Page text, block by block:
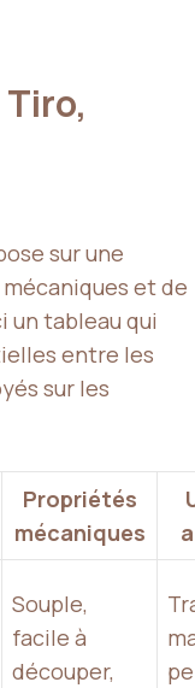
sur une
et de
un tableau qui
entre les
sur les
Propriétés
mécaniques
Souple,
facile à
découper,